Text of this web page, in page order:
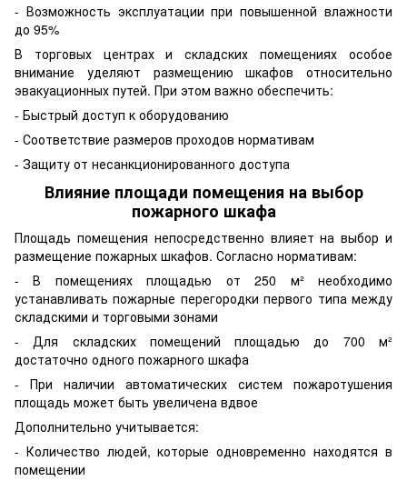
- Возможность эксплуатации при повышенной влажности
до 95%
В торговых центрах и складских помещениях особое
внимание уделяют размещению шкафов относительно
эвакуационных путей. При этом важно обеспечить:
- Быстрый доступ к оборудованию
- Соответствие размеров проходов нормативам
- Защиту от несанкционированного доступа
Влияние площади помещения на выбор
пожарного шкафа
Площадь помещения непосредственно влияет на выбор и
размещение пожарных шкафов. Согласно нормативам:
- В помещениях площадью от 250 м² необходимо
устанавливать пожарные перегородки первого типа между
складскими и торговыми зонами
- Для складских помещений площадью до 700 м²
достаточно одного пожарного шкафа
- При наличии автоматических систем пожаротушения
площадь может быть увеличена вдвое
Дополнительно учитывается:
- Количество людей, которые одновременно находятся в
помещении